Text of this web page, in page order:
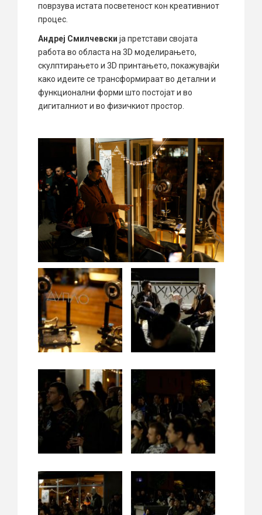
поврзува истата посветеност кон креативниот
процес.
Андреј Смилчевски ја претстави својата
работа во областа на 3D моделирањето,
скулптирањето и 3D принтањето, покажувајќи
како идеите се трансформираат во детални и
функционални форми што постојат и во
дигиталниот и во физичкиот простор.